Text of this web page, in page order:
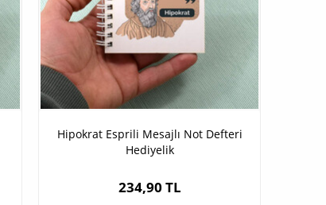
Hipokrat Esprili Mesajlı Not Defteri
Hediyelik
234,90 TL